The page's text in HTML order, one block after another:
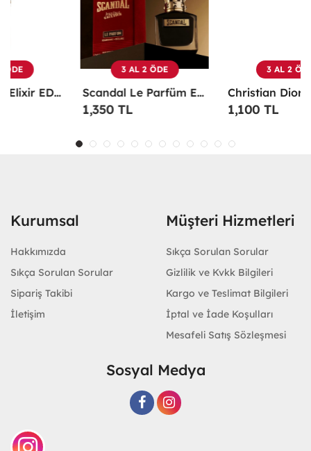
3 AL 2 ÖDE
Scandal Le Parfüm EDP 100 ML Erkek Parfüm -
3 AL 2 ÖDE
Christian Dior Sauvage EDP 100 ML Erkek Parfüm - CDDS
Kurumsal
Hakkımızda
Sıkça Sorulan Sorular
Sipariş Takibi
İletişim
Müşteri Hizmetleri
Sıkça Sorulan Sorular
Gizlilik ve Kvkk Bilgileri
Kargo ve Teslimat Bilgileri
İptal ve İade Koşulları
Mesafeli Satış Sözleşmesi
Sosyal Medya